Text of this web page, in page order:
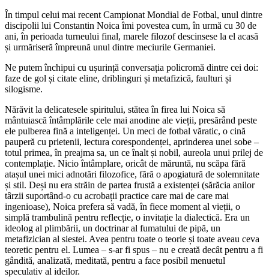
În timpul celui mai recent Campionat Mondial de Fotbal, unul dintre
discipolii lui Constantin Noica îmi povestea cum, în urmă cu 30 de
ani, în perioada turneului final, marele filozof descinsese la el acasă
și urmăriseră împreună unul dintre meciurile Germaniei.
Ne putem închipui cu ușurință conversația policromă dintre cei doi:
faze de gol și citate eline, driblinguri și metafizică, faulturi și
silogisme.
Nărăvit la delicatesele spiritului, stătea în firea lui Noica să
mântuiască întâmplările cele mai anodine ale vieții, presărând peste
ele pulberea fină a inteligenței. Un meci de fotbal văratic, o cină
pauperă cu prietenii, lectura corespondenței, aprinderea unei sobe –
totul primea, în preajma sa, un ce înalt și nobil, aureola unui prilej de
contemplație. Nicio întâmplare, oricât de măruntă, nu scăpa fără
atașul unei mici adnotări filozofice, fără o apogiatură de solemnitate
și stil. Deși nu era străin de partea frustă a existenței (sărăcia anilor
târzii suportând-o cu acrobații practice care mai de care mai
ingenioase), Noica prefera să vadă, în fiece moment al vieții, o
simplă trambulină pentru reflecție, o invitație la dialectică. Era un
ideolog al plimbării, un doctrinar al fumatului de pipă, un
metafizician al siestei. Avea pentru toate o teorie și toate aveau ceva
teoretic pentru el. Lumea – s-ar fi spus – nu e creată decât pentru a fi
gândită, analizată, meditată, pentru a face posibil menuetul
speculativ al ideilor.